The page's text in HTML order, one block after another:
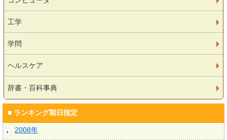
工学
学問
ヘルスケア
辞書・百科事典
■ ランキング期日指定
2008年